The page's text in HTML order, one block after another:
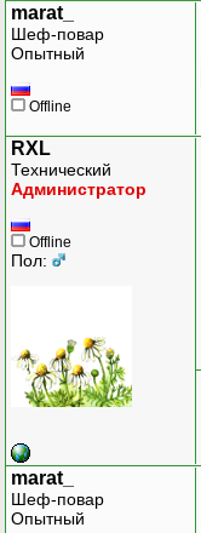
marat_
Шеф-повар
Опытный
Offline
RXL
Технический
Администратор
Offline
Пол:
marat_
Шеф-повар
Опытный